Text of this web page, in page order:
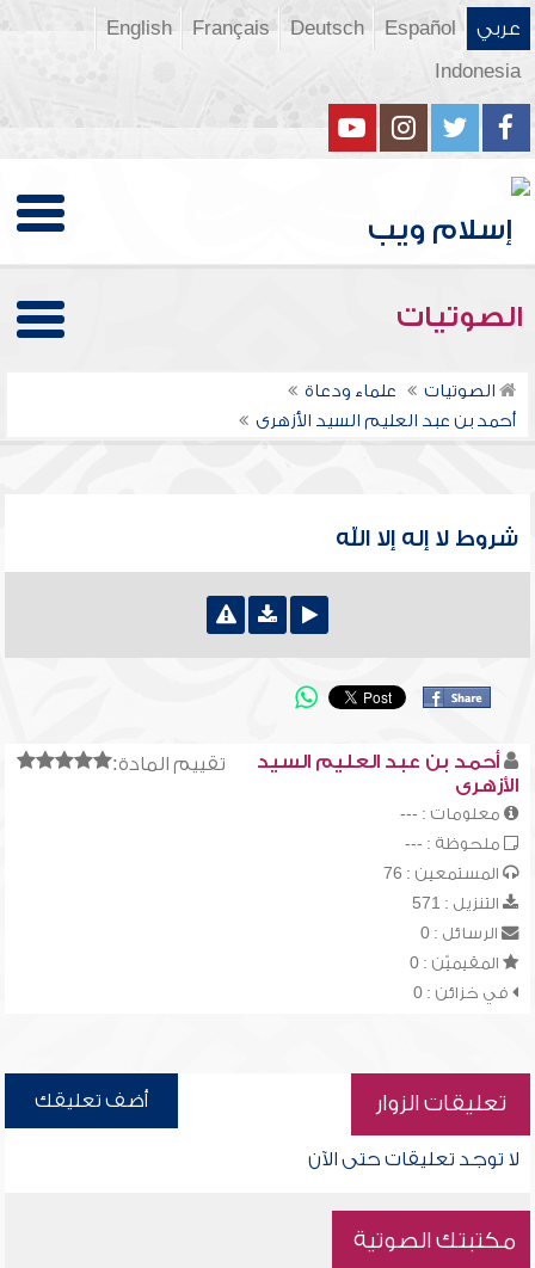
عربي Español
Deutsch
Français
English
Indonesia
الصوتيات
الصوتيات
علماء ودعاة
أحمد بن عبد العليم السيد الأزهرى
شروط لا إله إلا الله
تقييم المادة:
أحمد بن عبد العليم السيد
الأزهرى
معلومات : ---
ملحوظة : ---
المستمعين : 76
التنزيل : 571
الرسائل : 0
المقيميّن : 0
في خزائن : 0
تعليقات الزوار أضف تعليقك
لا توجد تعليقات حتى الآن
مكتبتك الصوتية